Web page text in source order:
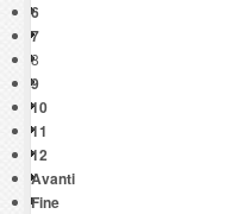
6
7
8
9
10
11
12
Avanti
Fine